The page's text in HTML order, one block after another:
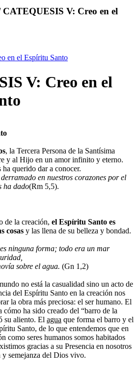
CATEQUESIS V: Creo en el
V: Creo en el
, la Tercera Persona de la Santísima
y al Hijo en un amor infinito y eterno.
querido dar a conocer.
en nuestros corazones por el
ha dado(Rm 5,5).
la creación, el Espíritu Santo es
cosas y las llena de su belleza y bondad.
ninguna forma; todo era un mar
sobre el agua. (Gn 1,2)
no está la casualidad sino un acto de
del Espíritu Santo en la creación nos
la obra más preciosa: el ser humano. El
ha sido creado del “barro de la
su aliento. El agua que forma el barro y el
Santo, de lo que entendemos que en
como seres humanos somos habitados
gracias a su Presencia en nosotros
semejanza del Dios vivo.